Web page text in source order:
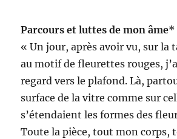
Parcours et luttes de mon âme*
« Un jour, après avoir vu, sur la
au motif de fleurettes rouges,
regard vers le plafond. Là,
surface de la vitre comme sur
s’étendaient les formes des
Toute la pièce, tout mon corps,